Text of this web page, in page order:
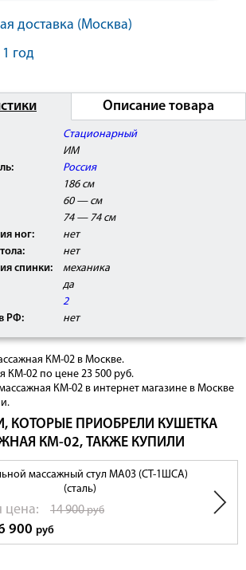
доставка (Москва)
год
Описание товара
Стационарный
ИМ
Россия
186 см
60 — см
74 — 74 см
ног:
нет
нет
спинки:
механика
да
2
РФ:
нет
КМ-02 в Москве.
КМ-02 по цене 23 500 руб.
КМ-02 в интернет магазине в Москве
КОТОРЫЕ ПРИОБРЕЛИ КУШЕТКА
КМ-02, ТАКЖЕ КУПИЛИ
массажный стул МА03 (СТ-1ШСА)
(сталь)
цена: 14 900руб
900 руб